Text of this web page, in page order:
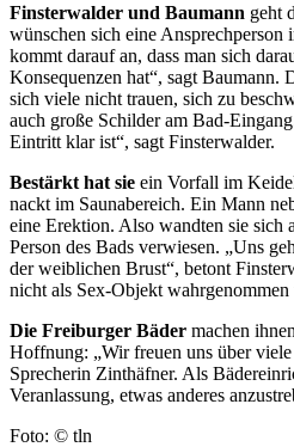
Finsterwalder und Baumann geht
wünschen sich eine Ansprechperson
kommt darauf an, dass man sich
Konsequenzen hat“, sagt Baumann.
sich viele nicht trauen, sich zu
auch große Schilder am Bad-
Eintritt klar ist“, sagt Finsterwalder.
Bestärkt hat sie ein Vorfall im
nackt im Saunabereich. Ein Mann
eine Erektion. Also wandten sie sich
Person des Bads verwiesen. „Uns
der weiblichen Brust“, betont
nicht als Sex-Objekt wahrgenommen
Die Freiburger Bäder machen
Hoffnung: „Wir freuen uns über viele
Sprecherin Zinthäfner. Als
Veranlassung, etwas anderes
Foto: © tln